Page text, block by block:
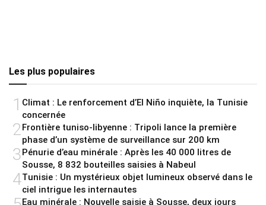
Les plus populaires
1 Climat : Le renforcement d’El Niño inquiète, la Tunisie
concernée
2Frontière tuniso-libyenne : Tripoli lance la première
phase d’un système de surveillance sur 200 km
3Pénurie d’eau minérale : Après les 40 000 litres de
Sousse, 8 832 bouteilles saisies à Nabeul
4Tunisie : Un mystérieux objet lumineux observé dans le
ciel intrigue les internautes
Eau minérale : Nouvelle saisie à Sousse, deux jours